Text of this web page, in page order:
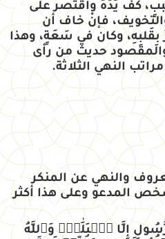
كفَ يَدَهُ واقتصر على
فإنْ خاف أن
وكان في سَعَةٍ، وهذا
حديث من رأى
النهي الثلاثة.
والنهي عن المنكر
المدعو وعلى هذا أكثر
إِلَّا ٱلۡبَلَٰغُۗ وَٱللَّهُ